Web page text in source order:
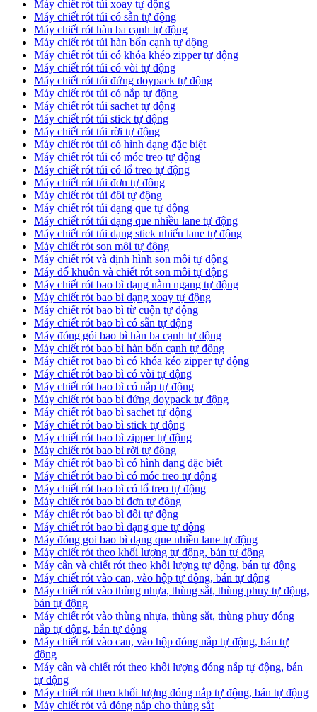
Máy chiết rót túi xoay tự động
Máy chiết rót túi có sẵn tự động
Máy chiết rót hàn ba cạnh tự động
Máy chiết rót túi hàn bốn cạnh tự dộng
Máy chiết rót túi có khóa khéo zipper tự động
Máy chiết rót túi có vòi tự động
Máy chiết rót túi đứng doypack tự động
Máy chiết rót túi có nắp tự động
Máy chiết rót túi sachet tự động
Máy chiết rót túi stick tự động
Máy chiết rót túi rời tự động
Máy chiết rót túi có hình dạng đặc biệt
Máy chiết rót túi có móc treo tự động
Máy chiết rót túi có lổ treo tự động
Máy chiết rót túi đơn tự đông
Máy chiết rót túi đôi tự động
Máy chiết rót túi dạng que tự động
Máy chiết rót túi dạng que nhiều lane tự động
Máy chiết rót túi dạng stick nhiếu lane tự động
Máy chiết rót son môi tự động
Máy chiết rót và định hình son môi tự động
Máy đổ khuôn và chiết rót son môi tự động
Máy chiết rót bao bì dạng nằm ngang tự động
Máy chiết rót bao bì dạng xoay tự động
Máy chiết rót bao bì từ cuộn tự động
Máy chiết rót bao bì có sẵn tự động
Máy đóng gói bao bì hàn ba cạnh tự dộng
Máy chiết rót bao bì hàn bốn cạnh tự động
Máy chiết rot bao bì có khóa kéo zipper tự động
Máy chiết rót bao bì có vòi tự động
Máy chiết rót bao bì có nắp tự động
Máy chiết rót bao bì đứng doypack tự động
Máy chiết rót bao bì sachet tự động
Máy chiết rót bao bì stick tự động
Máy chiết rót bao bì zipper tự động
Máy chiết rót bao bì rời tự động
Máy chiết rót bao bì có hình dạng đặc biết
Máy chiết rót bao bì có móc treo tự động
Máy chiết rót bao bì có lổ treo tự động
Máy chiết rót bao bì đơn tự động
Máy chiết rót bao bì đôi tự động
Máy chiết rót bao bì dạng que tự động
Máy đóng goi bao bì dạng que nhiều lane tự động
Máy chiết rót theo khối lượng tự động, bán tự động
Máy cân và chiết rót theo khối lượng tự động, bán tự động
Máy chiết rót vào can, vào hộp tự động, bán tự động
Máy chiết rót vào thùng nhựa, thùng sắt, thùng phuy tự động,
bán tự động
Máy chiết rót vào thùng nhựa, thùng sắt, thùng phuy đóng
nắp tự động, bán tự động
Máy chiết rót vào can, vào hộp đóng nắp tự động, bán tự
động
Máy cân và chiết rót theo khối lượng đóng nắp tự động, bán
tự động
Máy chiết rót theo khối lượng đóng nắp tự động, bán tự động
Máy chiết rót và đóng nắp cho thùng sắt